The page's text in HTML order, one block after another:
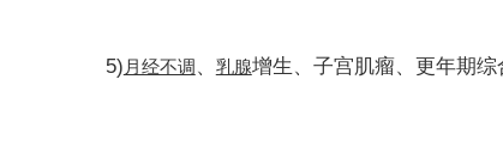
5) 月经不调、 乳腺增生、子宫肌瘤、更年期综